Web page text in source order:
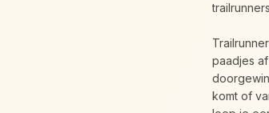
paadjes
komt of